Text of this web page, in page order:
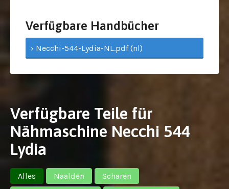
Verfügbare Handbücher
› Necchi-544-Lydia-NL.pdf (nl)
Verfügbare Teile für
Nähmaschine Necchi 544
Lydia
Alles Naalden
Scharen